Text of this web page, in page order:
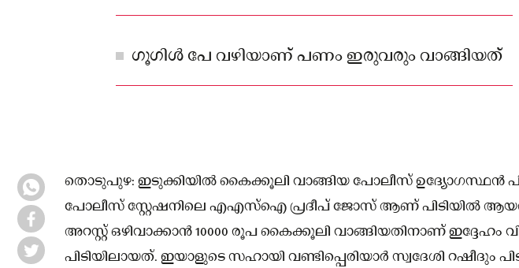
ഗൂഗിൾ പേ വഴിയാണ് പണം ഇരുവരും വാങ്ങിയത്
തൊടുപുഴ: ഇടുക്കിയിൽ കൈക്കൂലി വാങ്ങിയ പോലീസ് ഉദ്യോഗസ്ഥൻ
പോലീസ് സ്റ്റേഷനിലെ എഎസ്ഐ പ്രദീപ്‌ ജോസ് ആണ് പിടിയിൽ
അറസ്റ്റ് ഒഴിവാക്കാൻ 10000 രൂപ കൈക്കൂലി വാങ്ങിയതിനാണ് ഇദ്ദേഹം
പിടിയിലായത്. ഇയാളുടെ സഹായി വണ്ടിപ്പെരിയാർ സ്വദേശി റഷീദും